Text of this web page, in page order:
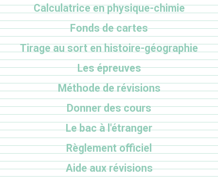
Calculatrice en physique-chimie
Fonds de cartes
Tirage au sort en histoire-géographie
Les épreuves
Méthode de révisions
Donner des cours
Le bac à l'étranger
Règlement officiel
Aide aux révisions